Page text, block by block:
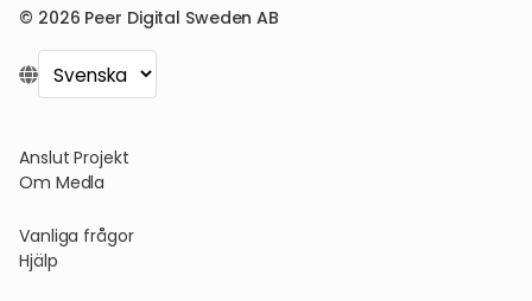
© 2026 Peer Digital Sweden AB
Anslut Projekt
Om Medla
Vanliga frågor
Hjälp